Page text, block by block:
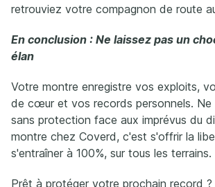
retrouviez votre compagnon de route
En conclusion : Ne laissez pas un
élan
Votre montre enregistre vos exploits,
de cœur et vos records personnels. Ne
sans protection face aux imprévus du
montre chez Coverd, c'est s'offrir la
s'entraîner à 100%, sur tous les terrains.
Prêt à protéger votre prochain record ?